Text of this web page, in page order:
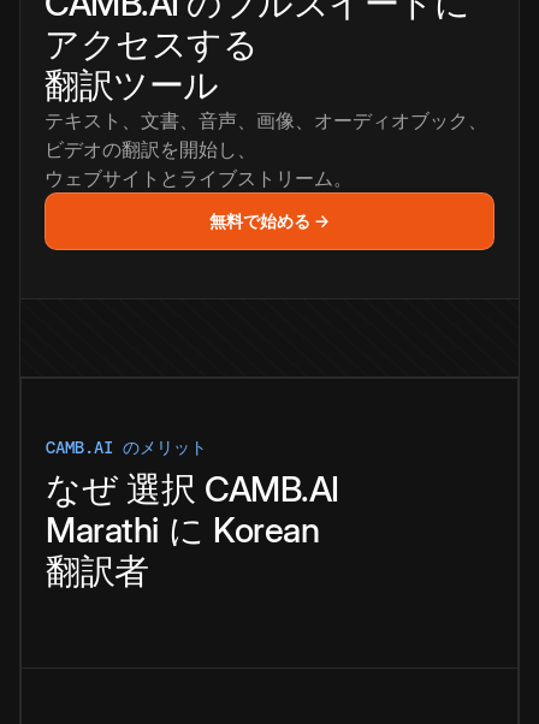
アクセスする
翻訳ツール
テキスト、文書、音声、画像、オーディオブック、
ビデオの翻訳を開始し、
ウェブサイトとライブストリーム。
無料で始める →
CAMB.AI のメリット
なぜ 選択 CAMB.AI
Marathi に Korean
翻訳者